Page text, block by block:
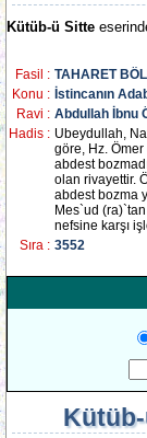
Kütüb-ü Sitte
Fasil : TAHARET
Konu : İstincanın
Ravi : Abdullah İbnu
Hadis : Ubeydullah,
göre, Hz.
abdest
olan rivayettir.
abdest bozma
Mes`ud
nefsine karşı
Sıra : 3552